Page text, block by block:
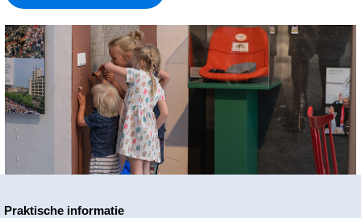
Praktische informatie